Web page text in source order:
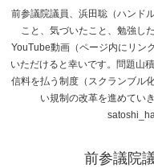
前参議院議員、浜田聡（ハンド
こと、気づいたこと、勉強し
YouTube動画（ページ内にリン
いただけると幸いです。問題山
信料を払う制度（スクランブル
い規制の改革を進めてい
前参議院